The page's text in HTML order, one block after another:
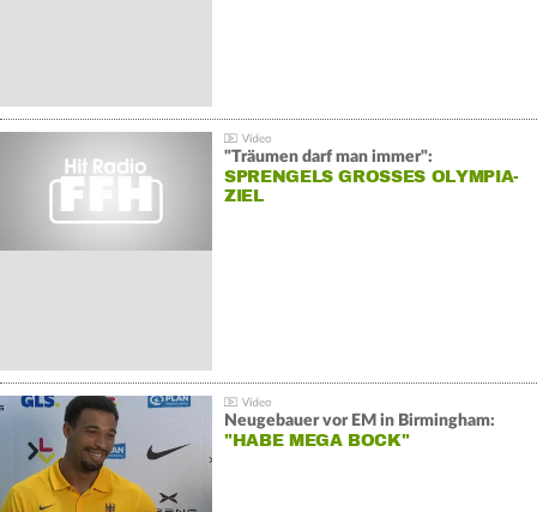
"Träumen darf man immer":
SPRENGELS GROSSES OLYMPIA-Z
IEL
Neugebauer vor EM in Birmingham:
"HABE MEGA BOCK"